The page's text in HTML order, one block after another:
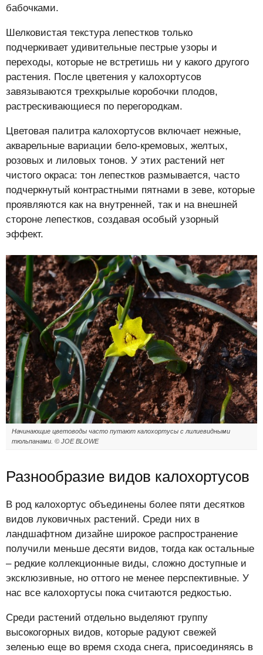
бабочками.
Шелковистая текстура лепестков только
подчеркивает удивительные пестрые узоры и
переходы, которые не встретишь ни у какого другого
растения. После цветения у калохортусов
завязываются трехкрылые коробочки плодов,
растрескивающиеся по перегородкам.
Цветовая палитра калохортусов включает нежные,
акварельные вариации бело-кремовых, желтых,
розовых и лиловых тонов. У этих растений нет
чистого окраса: тон лепестков размывается, часто
подчеркнутый контрастными пятнами в зеве, которые
проявляются как на внутренней, так и на внешней
стороне лепестков, создавая особый узорный
эффект.
Начинающие цветоводы часто путают калохортусы с лилиевидными
тюльпанами. © JOE BLOWE
Разнообразие видов калохортусов
В род калохортус объединены более пяти десятков
видов луковичных растений. Среди них в
ландшафтном дизайне широкое распространение
получили меньше десяти видов, тогда как остальные
– редкие коллекционные виды, сложно доступные и
эксклюзивные, но оттого не менее перспективные. У
нас все калохортусы пока считаются редкостью.
Среди растений отдельно выделяют группу
высокогорных видов, которые радуют свежей
зеленью еще во время схода снега, присоединяясь в